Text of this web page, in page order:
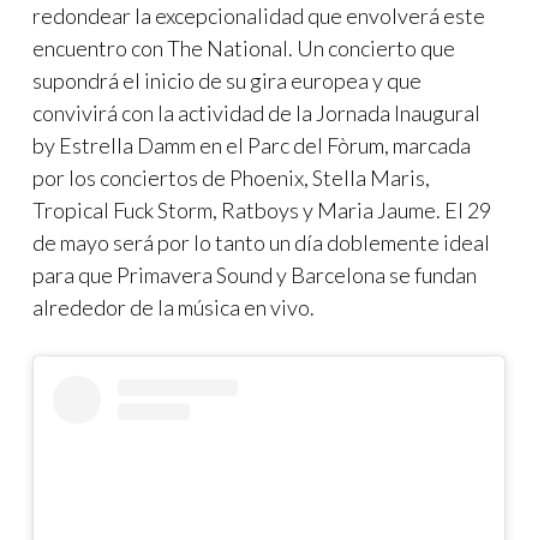
redondear la excepcionalidad que envolverá este
encuentro con The National. Un concierto que
supondrá el inicio de su gira europea y que
convivirá con la actividad de la Jornada Inaugural
by Estrella Damm en el Parc del Fòrum, marcada
por los conciertos de Phoenix, Stella Maris,
Tropical Fuck Storm, Ratboys y Maria Jaume. El 29
de mayo será por lo tanto un día doblemente ideal
para que Primavera Sound y Barcelona se fundan
alrededor de la música en vivo.